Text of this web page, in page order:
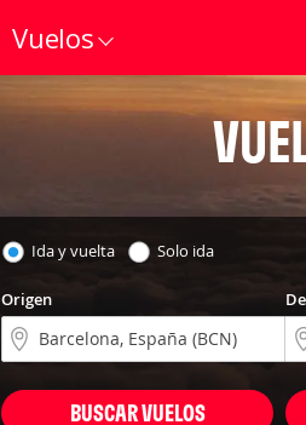
Vuelos
Ida y vuelta Solo ida
Origen
BUSCAR VUELOS